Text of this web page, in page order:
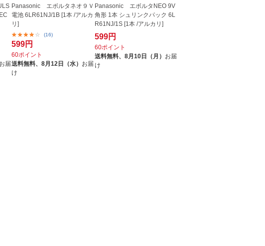
お届
Panasonic エボルタネオ９Ｖ
電池 6LR61NJ/1B [1本 /アルカ
リ]
(16)
599円
60ポイント
送料無料、8月12日（水） お届
け
Panasonic エボルタNEO 9V
角形 1本 シュリンクパック 6L
R61NJ/1S [1本 /アルカリ]
599円
60ポイント
送料無料、 8月10日（月） お届
け